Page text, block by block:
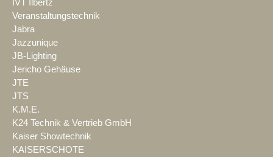
IVT Ilbertz
Veranstaltungstechnik
Jabra
Jazzunique
JB-Lighting
Jericho Gehäuse
JTE
JTS
K.M.E.
K24 Technik & Vertrieb GmbH
Kaiser Showtechnik
KAISERSCHOTE